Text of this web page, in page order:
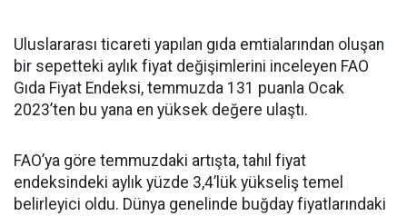
Uluslararası ticareti yapılan gıda emtialarından oluşan
bir sepetteki aylık fiyat değişimlerini inceleyen FAO
Gıda Fiyat Endeksi, temmuzda 131 puanla Ocak
2023’ten bu yana en yüksek değere ulaştı.
FAO’ya göre temmuzdaki artışta, tahıl fiyat
endeksindeki aylık yüzde 3,4’lük yükseliş temel
belirleyici oldu. Dünya genelinde buğday fiyatlarındaki